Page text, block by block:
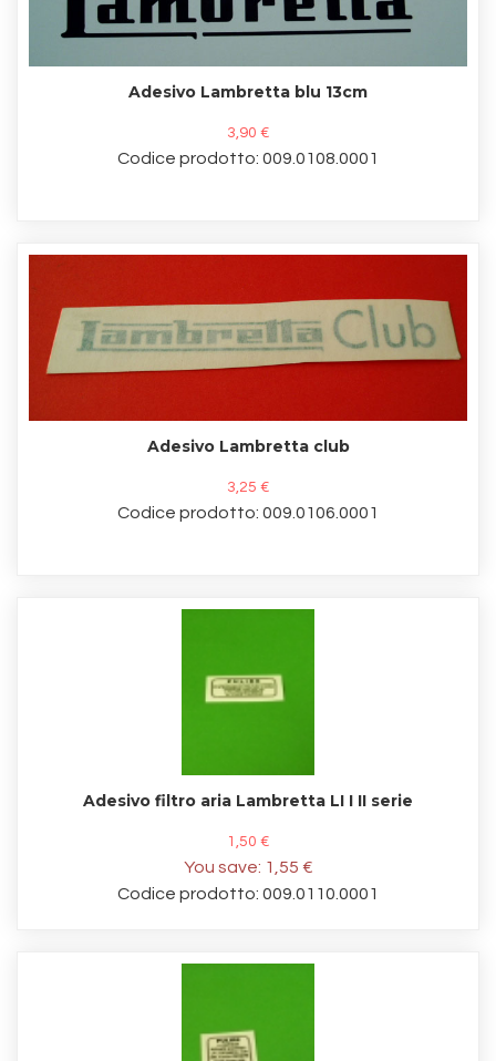
Adesivo Lambretta blu 13cm
3,90 €
Codice prodotto: 009.0108.0001
Adesivo Lambretta club
3,25 €
Codice prodotto: 009.0106.0001
Adesivo filtro aria Lambretta LI I II serie
1,50 €
You save: 1,55 €
Codice prodotto: 009.0110.0001